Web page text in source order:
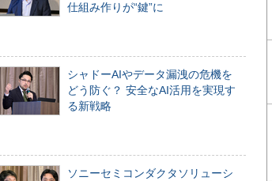
仕組み作りが“鍵”に
シャドーAIやデータ漏洩の危機を
どう防ぐ？ 安全なAI活用を実現す
る新戦略
ソニーセミコンダクタソリューシ